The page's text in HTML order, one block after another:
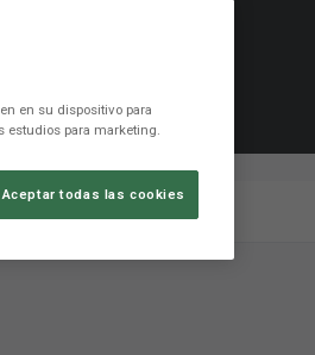
en su dispositivo para
estudios para marketing.
Aceptar todas las cookies